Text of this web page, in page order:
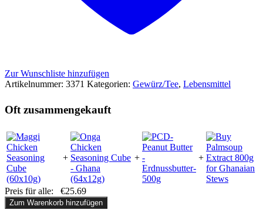
Zur Wunschliste hinzufügen
Artikelnummer: 3371 Kategorien: Gewürz/Tee, Lebensmittel
Oft zusammengekauft
+ + +
Preis für alle: €25.69
Zum Warenkorb hinzufügen